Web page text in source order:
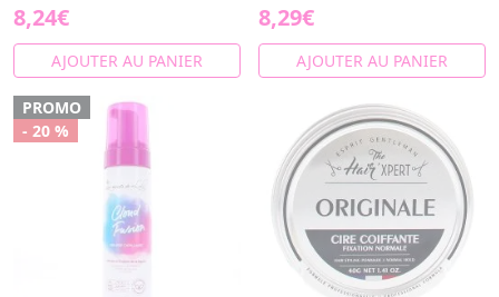
8,24€
AJOUTER AU PANIER
8,29€
AJOUTER AU PANIER
PROMO
- 20 %